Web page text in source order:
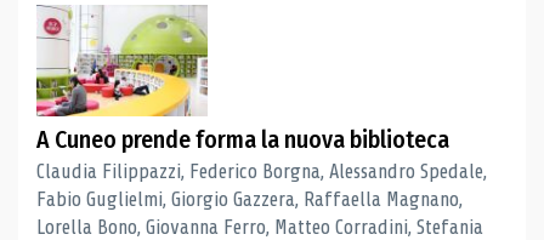
A Cuneo prende forma la nuova biblioteca
Claudia Filippazzi, Federico Borgna, Alessandro Spedale,
Fabio Guglielmi, Giorgio Gazzera, Raffaella Magnano,
Lorella Bono, Giovanna Ferro, Matteo Corradini, Stefania